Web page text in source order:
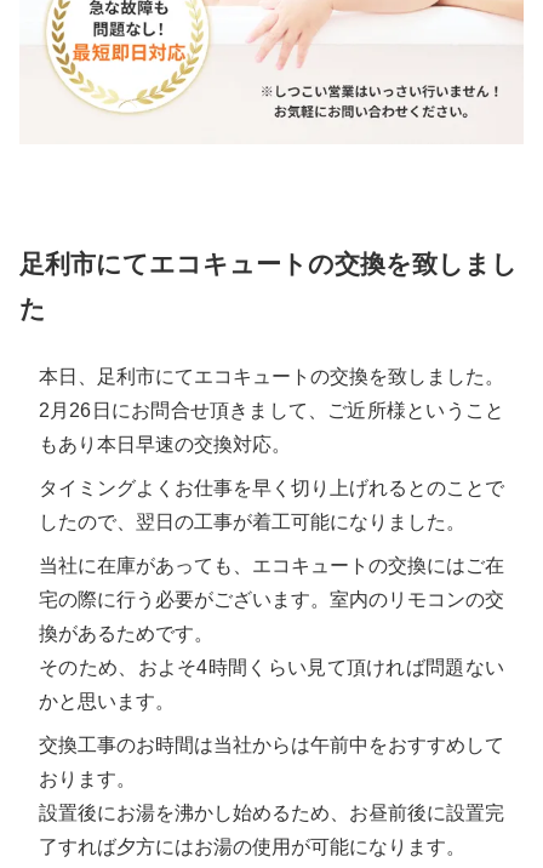
足利市にてエコキュートの交換を致しまし
た
本日、足利市にてエコキュートの交換を致しました。
2月26日にお問合せ頂きまして、ご近所様ということ
もあり本日早速の交換対応。
タイミングよくお仕事を早く切り上げれるとのことで
したので、翌日の工事が着工可能になりました。
当社に在庫があっても、エコキュートの交換にはご在
宅の際に行う必要がございます。室内のリモコンの交
換があるためです。
そのため、およそ4時間くらい見て頂ければ問題ない
かと思います。
交換工事のお時間は当社からは午前中をおすすめして
おります。
設置後にお湯を沸かし始めるため、お昼前後に設置完
了すれば夕方にはお湯の使用が可能になります。